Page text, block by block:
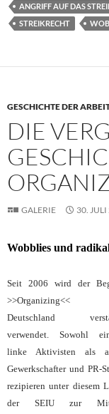
ANGRIFF AUF DAS
STREIKRECHT
GESCHICHTE DER
DIE
GALERIE 30.
Wobblies und
Seit 2006 wird der
Deutschland
verwendet. Sowohl
linke Aktivisten als
Gewerkschafter und
rezipieren unter diesem
der SEIU zur